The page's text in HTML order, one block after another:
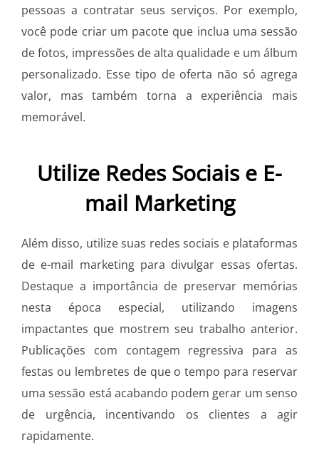
pessoas a contratar seus serviços. Por exemplo,
você pode criar um pacote que inclua uma sessão
de fotos, impressões de alta qualidade e um álbum
personalizado. Esse tipo de oferta não só agrega
valor, mas também torna a experiência mais
memorável.
Utilize Redes Sociais e E-
mail Marketing
Além disso, utilize suas redes sociais e plataformas
de e-mail marketing para divulgar essas ofertas.
Destaque a importância de preservar memórias
nesta época especial, utilizando imagens
impactantes que mostrem seu trabalho anterior.
Publicações com contagem regressiva para as
festas ou lembretes de que o tempo para reservar
uma sessão está acabando podem gerar um senso
de urgência, incentivando os clientes a agir
rapidamente.